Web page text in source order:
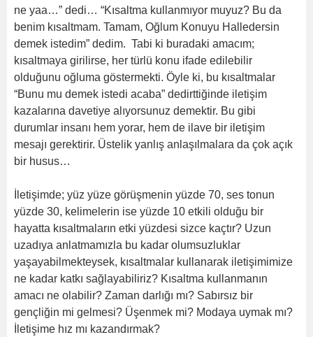
ne yaa…” dedi… “Kısaltma kullanmıyor muyuz? Bu da
benim kısaltmam. Tamam, Oğlum Konuyu Halledersin
demek istedim” dedim. Tabi ki buradaki amacım;
kısaltmaya girilirse, her türlü konu ifade edilebilir
olduğunu oğluma göstermekti. Öyle ki, bu kısaltmalar
“Bunu mu demek istedi acaba” dedirttiğinde iletişim
kazalarına davetiye alıyorsunuz demektir. Bu gibi
durumlar insanı hem yorar, hem de ilave bir iletişim
mesajı gerektirir. Üstelik yanlış anlaşılmalara da çok açık
bir husus…
İletişimde; yüz yüze görüşmenin yüzde 70, ses tonun
yüzde 30, kelimelerin ise yüzde 10 etkili olduğu bir
hayatta kısaltmaların etki yüzdesi sizce kaçtır? Uzun
uzadıya anlatmamızla bu kadar olumsuzluklar
yaşayabilmekteysek, kısaltmalar kullanarak iletişimimize
ne kadar katkı sağlayabiliriz? Kısaltma kullanmanın
amacı ne olabilir? Zaman darlığı mı? Sabırsız bir
gençliğin mi gelmesi? Üşenmek mi? Modaya uymak mı?
İletişime hız mı kazandırmak?